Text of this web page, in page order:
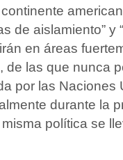
de aislamiento” y
en áreas
de las que nunca
por las Naciones
durante la
política se